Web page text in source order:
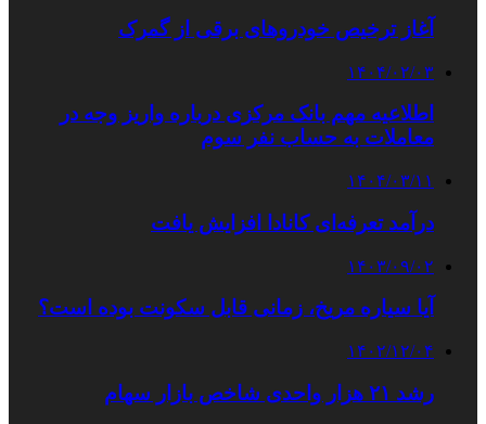
آغاز ترخیص خودروهای برقی از گمرک
۱۴۰۴/۰۲/۰۳
اطلاعیه مهم بانک مرکزی درباره واریز وجه در
معاملات به حساب نفر سوم
۱۴۰۴/۰۳/۱۱
درآمد تعرفه‌ای کانادا افزایش یافت
۱۴۰۳/۰۹/۰۲
آیا سیاره مریخ، زمانی قابل سکونت بوده است؟
۱۴۰۲/۱۲/۰۴
رشد ۲۱ هزار واحدی شاخص بازار سهام